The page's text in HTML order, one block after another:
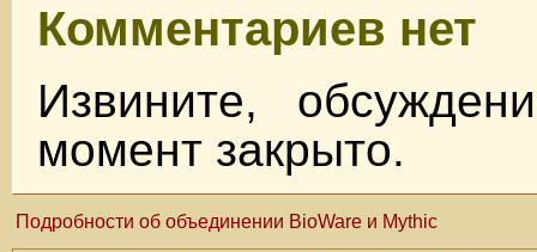
Комментариев нет
Извините,
момент закрыто.
Подробности об объединении BioWare и Mythic